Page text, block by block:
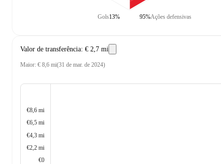
Gols13% Ações defensivas
95%
Valor de transferência: € 2,7 mi
Maior: € 8,6 mi(31 de mar. de 2024)
€8,6 mi
€6,5 mi
€4,3 mi
€2,2 mi
€0